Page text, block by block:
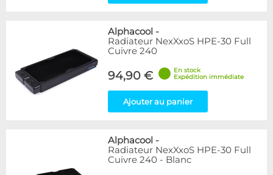
Alphacool -
Radiateur NexXxoS HPE-30 Full
Cuivre 240
94,90 €
En stock
Expédition immédiate
Ajouter au panier
Alphacool -
Radiateur NexXxoS HPE-30 Full
Cuivre 240 - Blanc